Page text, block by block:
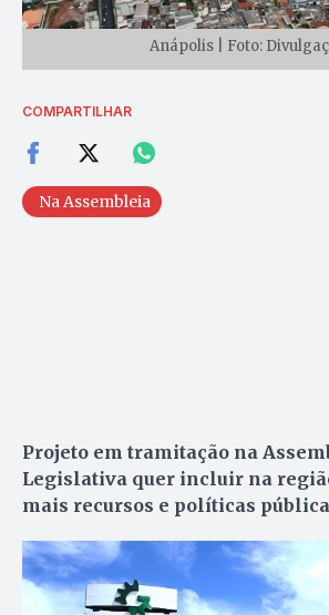
Anápolis | Foto:
COMPARTILHAR
Na Assembleia
Projeto em tramitação na
Legislativa quer incluir na
mais recursos e políticas